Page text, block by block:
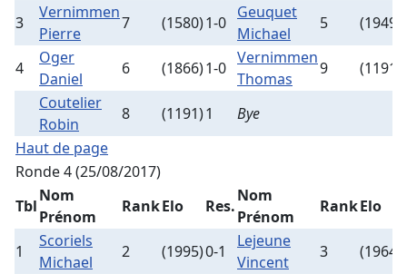
3
Vernimmen
Pierre
7 (1580)1-0
Geuquet
Michael
5 (1949)
4
Oger
Daniel
6 (1866)1-0
Vernimmen
Thomas
9
(1191)
Coutelier
Robin
8 (1191)1
Bye
Haut de page
Ronde 4 (25/08/2017)
Tbl
Nom
Prénom
RankElo Res.
Nom
Prénom
RankElo
1
Scoriels
Michael
2 (1995)0-1
Lejeune
Vincent
3 (1964)